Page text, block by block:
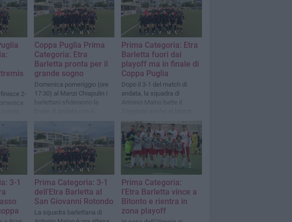
2-
Coppa Puglia Prima
Categoria: Etra
Barletta pronta per il
grande sogno
Domenica pomeriggio (ore
17:30) al Manzi Chiapulin i
barlettani sfideranno la
Prima Categoria: Etra
Barletta fuori dai
playoff ma in finale di
Coppa Puglia
Dopo il 3-1 del match di
andata, la squadra di
Antonio Maino batte il
Chiapulin con un rotondo 4-0
3-1
Prima Categoria: 3-1
dell'Etra Barletta al
San Giovanni Rotondo
La squadra barlettana di
Prima Categoria:
l'Etra Barletta vince a
Bitonto e rientra in
zona playoff